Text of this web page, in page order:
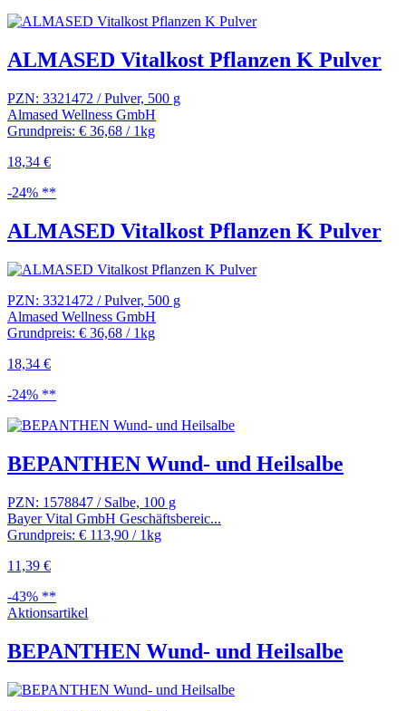
ALMASED Vitalkost Pflanzen K Pulver
PZN: 3321472 / Pulver, 500 g
Almased Wellness GmbH
Grundpreis: € 36,68 / 1kg
18,34 €
-24% **
ALMASED Vitalkost Pflanzen K Pulver
PZN: 3321472 / Pulver, 500 g
Almased Wellness GmbH
Grundpreis: € 36,68 / 1kg
18,34 €
-24% **
BEPANTHEN Wund- und Heilsalbe
PZN: 1578847 / Salbe, 100 g
Bayer Vital GmbH Geschäftsbereic...
Grundpreis: € 113,90 / 1kg
11,39 €
-43% **
Aktionsartikel
BEPANTHEN Wund- und Heilsalbe